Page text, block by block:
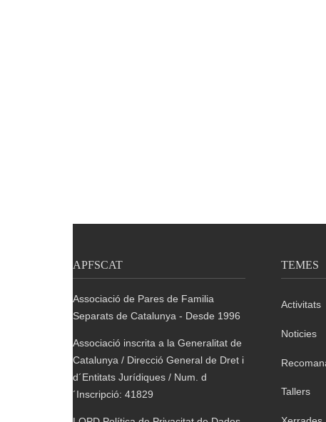
APFSCAT
Associació de Pares de Familia
Separats de Catalunya - Desde 1996
Associació inscrita a la Generalitat de
Catalunya / Direcció General de Dret i
d´Entitats Jurídiques / Num. d
´Inscripció: 41829
TEMES
Activitats
Noticies
Tallers